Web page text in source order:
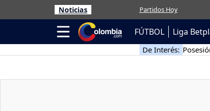
Noticias Partidos Hoy
FÚTBOL Liga
De Interés: